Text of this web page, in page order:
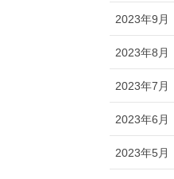
2023年9月
2023年8月
2023年7月
2023年6月
2023年5月